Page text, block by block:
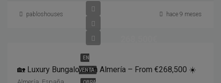
pabloshouses hace 9 meses
EN
VENTA
🏡 Luxury Bungalows in Almería – From €268,500 ☀️